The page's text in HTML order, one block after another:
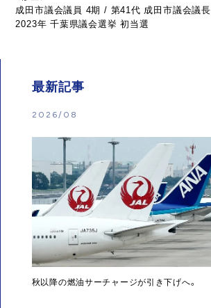
成田市議会議員 4期 / 第41代 成田市議会議長
2023年 千葉県議会選挙 初当選
最新記事
2026/08
秋以降の燃油サーチャージが引き下げへ。